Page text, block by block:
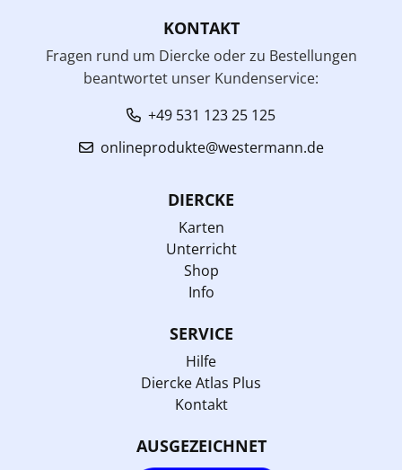
KONTAKT
Fragen rund um Diercke oder zu Bestellungen
beantwortet unser Kundenservice:
+49 531 123 25 125
onlineprodukte@westermann.de
DIERCKE
Karten
Unterricht
Shop
Info
SERVICE
Hilfe
Diercke Atlas Plus
Kontakt
AUSGEZEICHNET